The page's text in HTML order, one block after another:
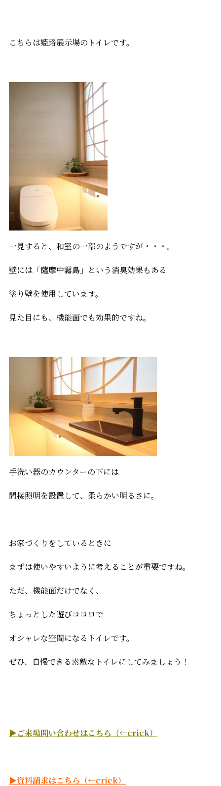
こちらは姫路展示場のトイレです。
一見すると、和室の一部のようですが・・・。
壁には「薩摩中霧島」という消臭効果もある
塗り壁を使用しています。
見た目にも、機能面でも効果的ですね。
手洗い器のカウンターの下には
間接照明を設置して、柔らかい明るさに。
お家づくりをしているときに
まずは使いやすいように考えることが重要ですね。
ただ、機能面だけでなく、
ちょっとした遊びココロで
オシャレな空間になるトイレです。
ぜひ、自慢できる素敵なトイレにしてみましょう！
▶ご来場問い合わせはこちら（←crick）
▶資料請求はこちら（←crick）